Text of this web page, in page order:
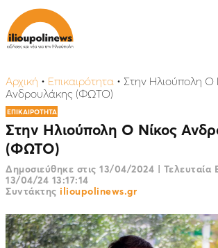
Αρχική • Επικαιρότητα • Στην Ηλιούπολη Ο
Ανδρουλάκης (ΦΩΤΟ)
ΕΠΙΚΑΙΡΟΤΗΤΑ
Στην Ηλιούπολη Ο Νίκος
(ΦΩΤΟ)
Δημοσιεύθηκε στις 13/04/2024 | Τελευταία
13/04/24 13:17:14
Συντάκτης ilioupolinews.gr